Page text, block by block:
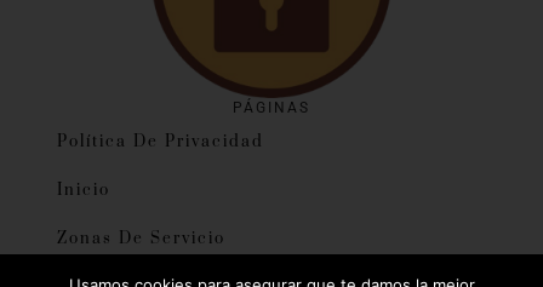
PÁGINAS
Política De Privacidad
Inicio
Zonas De Servicio